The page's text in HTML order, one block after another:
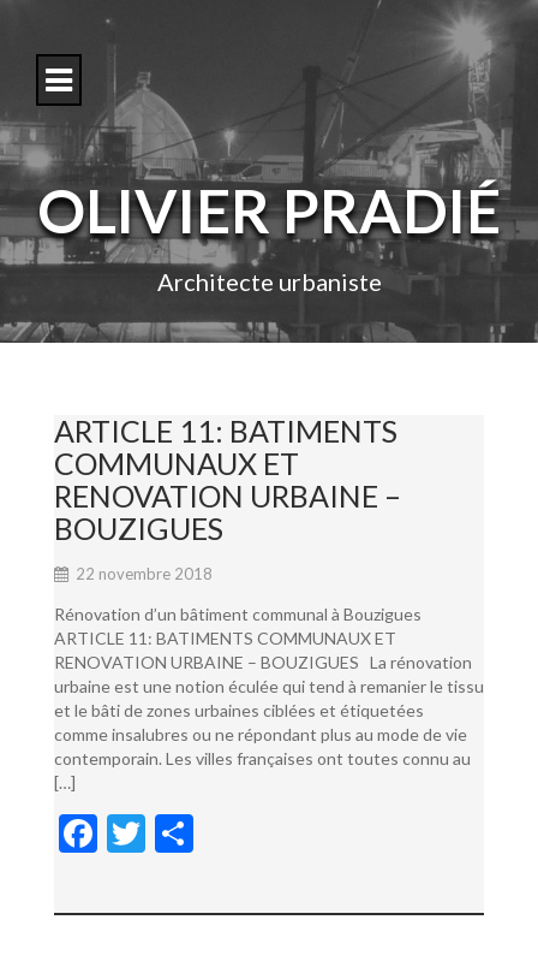
o
c
n
e
OLIVIER PRADIÉ
Architecte urbaniste
ARTICLE 11: BATIMENTS
COMMUNAUX ET
RENOVATION URBAINE –
BOUZIGUES
22 novembre 2018
Rénovation d’un bâtiment communal à Bouzigues
ARTICLE 11: BATIMENTS COMMUNAUX ET
RENOVATION URBAINE – BOUZIGUES La rénovation
urbaine est une notion éculée qui tend à remanier le tissu
et le bâti de zones urbaines ciblées et étiquetées
comme insalubres ou ne répondant plus au mode de vie
contemporain. Les villes françaises ont toutes connu au
[…]
F
e
T
itt ta